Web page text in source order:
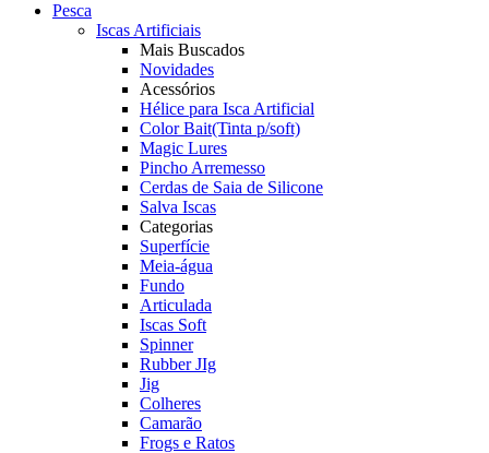
Pesca
Iscas Artificiais
Mais Buscados
Novidades
Acessórios
Hélice para Isca Artificial
Color Bait(Tinta p/soft)
Magic Lures
Pincho Arremesso
Cerdas de Saia de Silicone
Salva Iscas
Categorias
Superfície
Meia-água
Fundo
Articulada
Iscas Soft
Spinner
Rubber JIg
Jig
Colheres
Camarão
Frogs e Ratos